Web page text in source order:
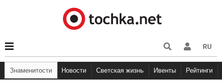
RU
Знаменитости Новости Светская жизнь Ивенты Рейтинги